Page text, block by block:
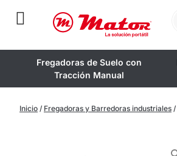
Fregadoras de Suelo con
Tracción Manual
Inicio / Fregadoras y Barredoras industriales /